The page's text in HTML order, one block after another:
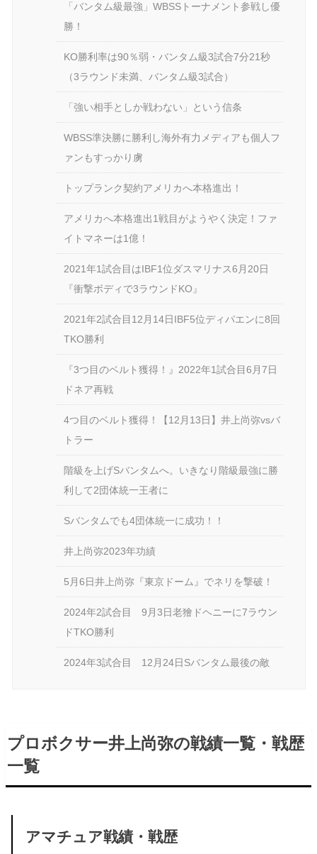
「バンタム級最強」WBSSトーナメント参戦し優
勝！
KO勝利率は90％弱・バンタム級3試合7分21秒
（3ラウンド未満、バンタム級3試合）
「強い相手としか戦わない」という信条
WBSS準決勝に勝利し海外有力メディアも個人フ
ァンもすっかり虜
トップランク契約アメリカへ本格進出！
アメリカへ本格進出1戦目がようやく決定！ファ
イトマネーは1億！
2021年1試合目はIBF1位ダスマリナス6月20日
『衝撃ボディで3ラウンドKO』
2021年2試合目12月14日IBF5位ディパエンに8回
TKO勝利
『3つ目のベルト獲得！』2022年1試合目6月7日
ドネア再戦
4つ目のベルト獲得！【12月13日】井上尚弥vsバ
トラー
階級を上げSバンタムへ。いきなり階級最強に勝
利して2団体統一王者に
Sバンタムでも4団体統一に成功！！
井上尚弥2023年功績
5月6日井上尚弥『東京ドーム』でネリを撃破！
2024年2試合目 9月3日老獪ドヘニーに7ラウン
ドTKO勝利
2024年3試合目 12月24日Sバンタム最後の敵
プロボクサー井上尚弥の戦績一覧・戦歴
一覧
アマチュア戦績・戦歴